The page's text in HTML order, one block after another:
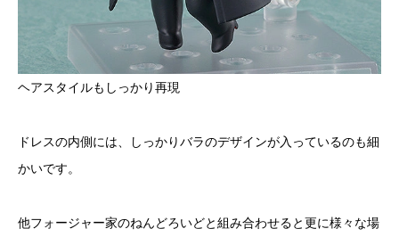
ヘアスタイルもしっかり再現
ドレスの内側には、しっかりバラのデザインが入っているのも細
かいです。
他フォージャー家のねんどろいどと組み合わせると更に様々な場